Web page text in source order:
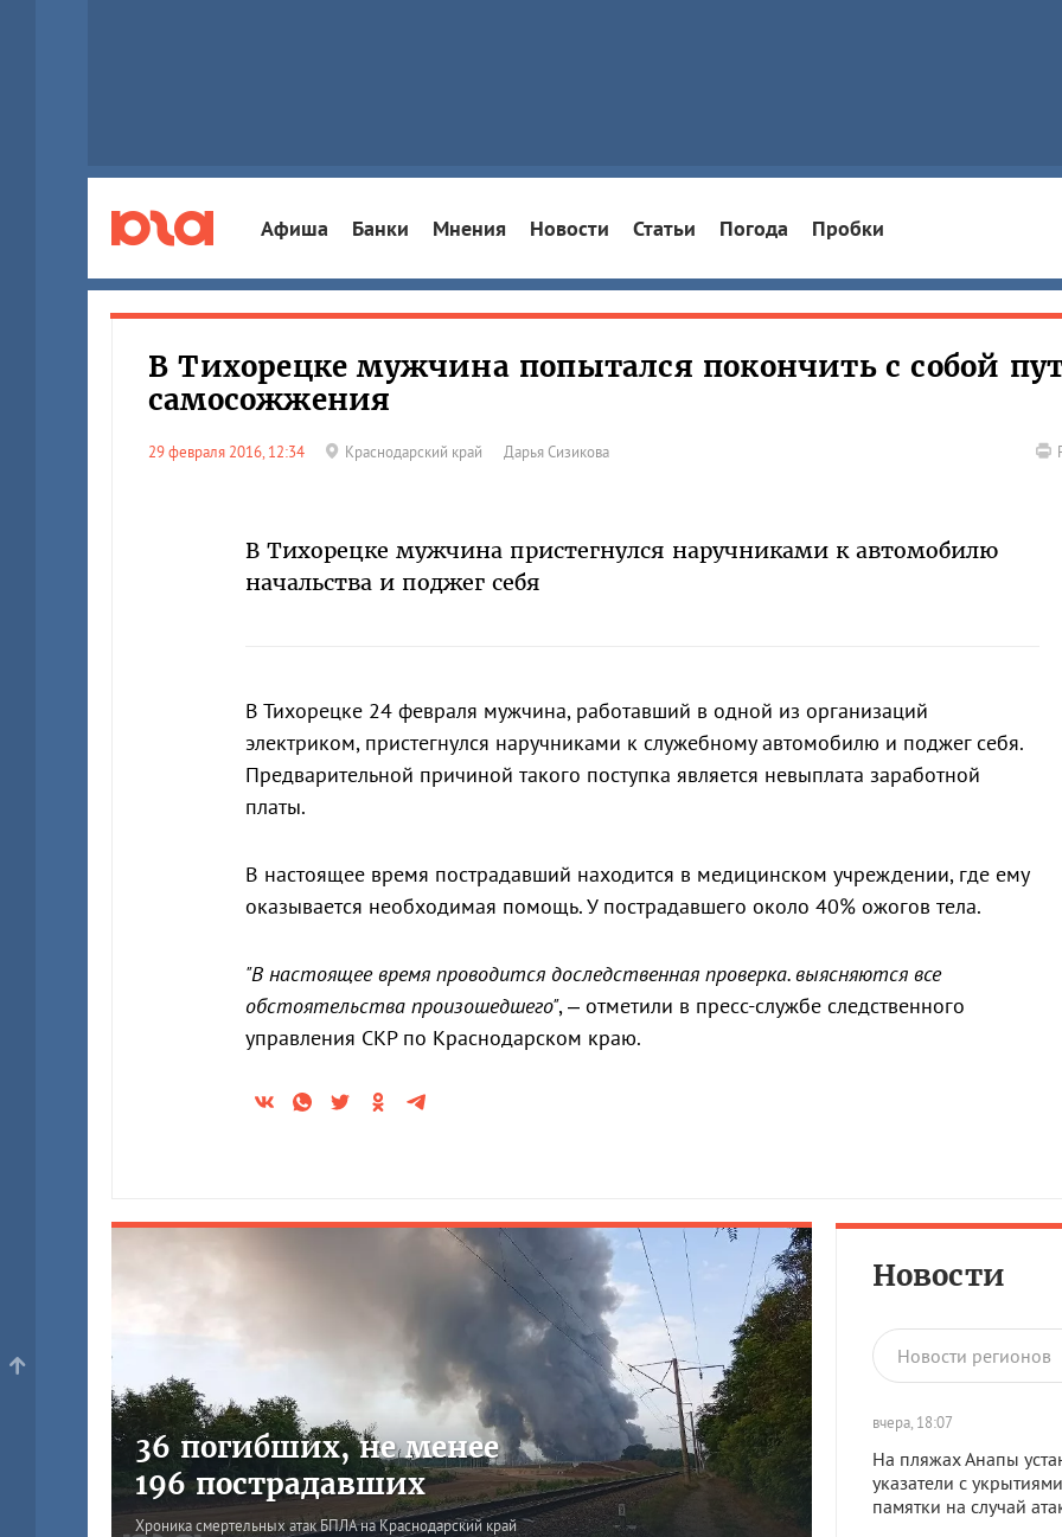
Афиша Банки Мнения Новости Статьи Погода Пробки
В Тихорецке мужчина попытался покончить с собой
самосожжения
29 февраля 2016, 12:34 Краснодарский край Дарья Сизикова
В Тихорецке мужчина пристегнулся наручниками к автомобилю
начальства и поджег себя
В Тихорецке 24 февраля мужчина, работавший в одной из организаций
электриком, пристегнулся наручниками к служебному автомобилю и поджег себя.
Предварительной причиной такого поступка является невыплата заработной
платы.
В настоящее время пострадавший находится в медицинском учреждении, где ему
оказывается необходимая помощь. У пострадавшего около 40% ожогов тела.
"В настоящее время проводится доследственная проверка. выясняются все
обстоятельства произошедшего", – отметили в пресс-службе следственного
управления СКР по Краснодарском краю.
Новости
Новости регионов
вчера, 18:07
На пляжах Анапы
указатели с
памятки на случай
36 погибших, не менее
196 пострадавших
Хроника смертельных атак БПЛА на Краснодарский край